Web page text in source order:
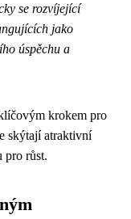
se rozvíjející
jako
úspěchu a
krokem pro
skýtají atraktivní
pro růst.